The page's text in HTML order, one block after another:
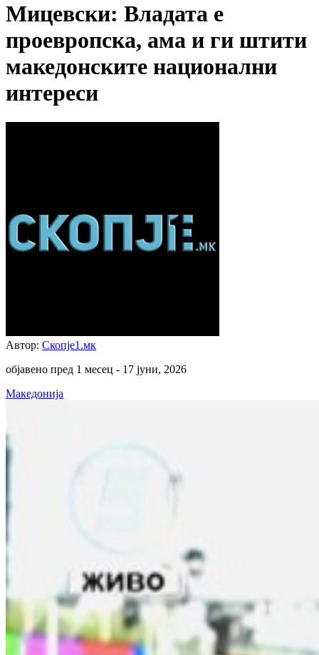
Мицевски: Владата е
проевропска, ама и ги штити
македонските национални
интереси
Автор: Скопје1.мк
објавено пред 1 месец - 17 јуни, 2026
Македонија